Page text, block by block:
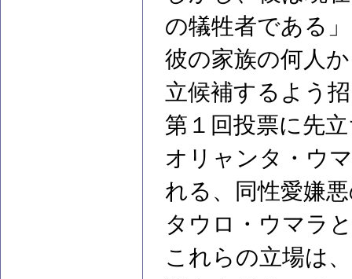
の犠牲者である
彼の家族の何人
立候補するよう
第１回投票に先
オリャンタ・ウ
れる、同性愛嫌
タウロ・ウマラ
これらの立場は